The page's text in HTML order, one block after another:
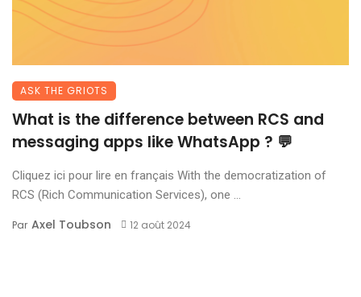
ASK THE GRIOTS
What is the difference between RCS and
messaging apps like WhatsApp ? 💬
Cliquez ici pour lire en français With the democratization of
RCS (Rich Communication Services), one ...
Par Axel Toubson 12 août 2024